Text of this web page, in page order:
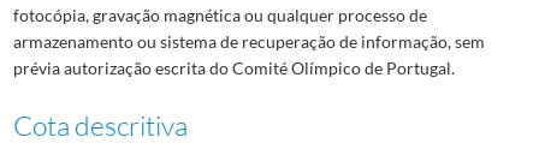
fotocópia, gravação magnética ou qualquer processo de
armazenamento ou sistema de recuperação de informação, sem
prévia autorização escrita do Comité Olímpico de Portugal.
Cota descritiva